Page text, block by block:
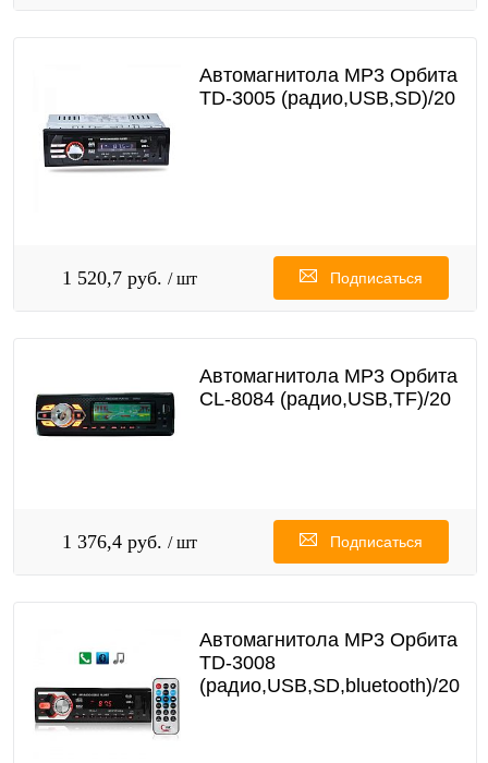
Автомагнитола MP3 Орбита
TD-3005 (радио,USB,SD)/20
1 520,7 руб. / шт Подписаться
Автомагнитола MP3 Орбита
CL-8084 (радио,USB,TF)/20
1 376,4 руб. / шт Подписаться
Автомагнитола MP3 Орбита
TD-3008
(радио,USB,SD,bluetooth)/20